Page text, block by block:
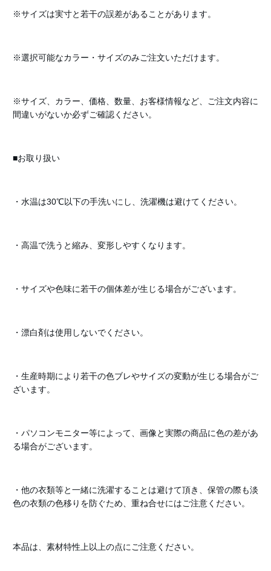
※サイズは実寸と若干の誤差があることがあります。
※選択可能なカラー・サイズのみご注文いただけます。
※サイズ、カラー、価格、数量、お客様情報など、ご注文内容に
間違いがないか必ずご確認ください。
■お取り扱い
・水温は30℃以下の手洗いにし、洗濯機は避けてください。
・高温で洗うと縮み、変形しやすくなります。
・サイズや色味に若干の個体差が生じる場合がございます。
・漂白剤は使用しないでください。
・生産時期により若干の色ブレやサイズの変動が生じる場合がご
ざいます。
・パソコンモニター等によって、画像と実際の商品に色の差があ
る場合がございます。
・他の衣類等と一緒に洗濯することは避けて頂き、保管の際も淡
色の衣類の色移りを防ぐため、重ね合せにはご注意ください。
本品は、素材特性上以上の点にご注意ください。